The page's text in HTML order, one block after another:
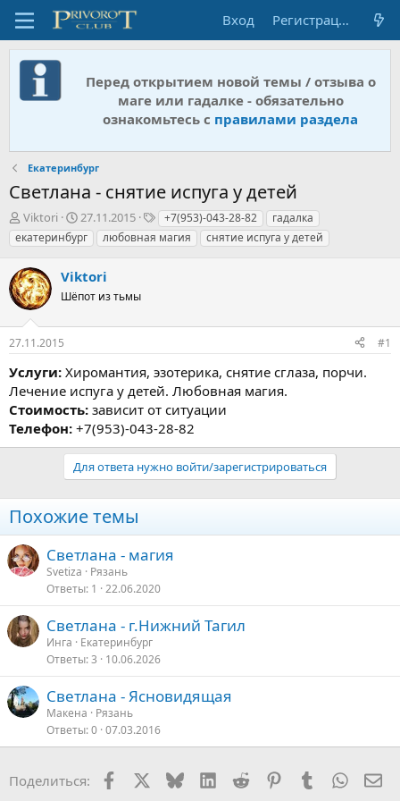
Вход Регистрация
Перед открытием новой темы / отзыва о
маге или гадалке - обязательно
ознакомьтесь с правилами раздела
Екатеринбург
Светлана - снятие испуга у детей
А
в
т
о
р
т
е
м
ы
Viktori
Д
а
т
н
а
а
27.11.2015
Т
е
г
+7(953)-043-28-82
гадалка
екатеринбург
любовная магия снятие испуга у детей
Viktori
Шёпот из тьмы
27.11.2015 #1
Услуги: Хиромантия, эзотерика, снятие сглаза, порчи.
Лечение испуга у детей. Любовная магия.
Стоимость: зависит от ситуации
Телефон: +7(953)-043-28-82
Для ответа нужно войти/зарегистрироваться
Похожие темы
Светлана - магия
Svetiza
Рязань
Ответы 1 22.06.2020
Светлана - г.Нижний Тагил
Инга
Екатеринбург
Ответы 3 10.06.2026
Светлана - Ясновидящая
Макена
Рязань
Ответы 0 07.03.2016
Поделиться: Facebook BlueskyLinkedIn
Reddit PinterestTumblr